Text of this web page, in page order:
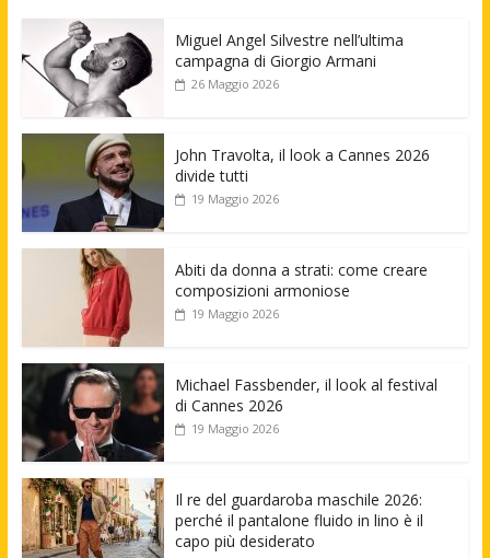
Miguel Angel Silvestre nell’ultima
campagna di Giorgio Armani
26 Maggio 2026
John Travolta, il look a Cannes 2026
divide tutti
19 Maggio 2026
Abiti da donna a strati: come creare
composizioni armoniose
19 Maggio 2026
Michael Fassbender, il look al festival
di Cannes 2026
19 Maggio 2026
Il re del guardaroba maschile 2026:
perché il pantalone fluido in lino è il
capo più desiderato